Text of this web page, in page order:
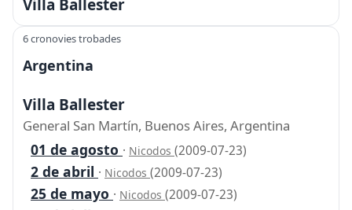
Villa Ballester
6 cronovies trobades
Argentina
Villa Ballester
General San Martín, Buenos Aires, Argentina
01 de agosto · Nicodos (2009-07-23)
2 de abril · Nicodos (2009-07-23)
25 de mayo · Nicodos (2009-07-23)